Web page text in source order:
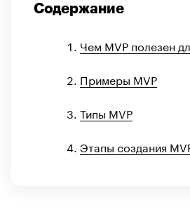
Содержание
Чем MVP полезен
Примеры MVP
Типы MVP
Этапы создания